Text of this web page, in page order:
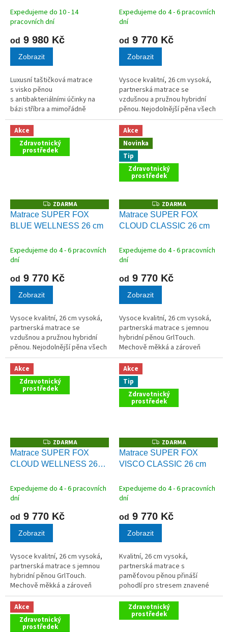
Expedujeme do 10 - 14
pracovních dní
od 9 980 Kč
Zobrazit
Luxusní taštičková matrace
s visko pěnou
s antibakteriálními účinky na
bázi stříbra a mimořádně
prodyšnou HR studenou pěnou
EUCAFEEL nové generace. Velmi
prodyšná pěti-zónová matrace
z nejnovějších...
Expedujeme do 4 - 6 pracovních
dní
od 9 770 Kč
Zobrazit
Vysoce kvalitní, 26 cm vysoká,
partnerská matrace se
vzdušnou a pružnou hybridní
pěnou. Nejodolnější pěna všech
dob. Vhodná pro ty, kdo se potí
a pro mladistvé. Pokud nejste
příznivci paměťových matrací
a...
Akce
Zdravotnický
prostředek
Z
D
A
ZDARMA
Matrace SUPER FOX
BLUE WELLNESS 26 cm
Expedujeme do 4 - 6 pracovních
dní
od 9 770 Kč
Zobrazit
Vysoce kvalitní, 26 cm vysoká,
partnerská matrace se
vzdušnou a pružnou hybridní
pěnou. Nejodolnější pěna všech
dob. Vhodná pro ty, kdo se potí
a pro mladistvé. Pokud nejste
příznivci paměťových matrací
Akce
Novinka
Tip
Zdravotnický
prostředek
Z
D
A
R
ZDARMA
Matrace SUPER FOX
CLOUD CLASSIC 26 cm
Expedujeme do 4 - 6 pracovních
dní
od 9 770 Kč
Zobrazit
Vysoce kvalitní, 26 cm vysoká,
partnerská matrace s jemnou
hybridní pěnou GrlTouch.
Mechově měkká a zároveň
pružná a vzdušná matrace pro
spánek bez přehřívání. Vaše
tělo se bude vznášet jako na
obláčku.
Akce
Zdravotnický
prostředek
Z
D
A
R
ZDARMA
Matrace SUPER FOX
CLOUD WELLNESS 26
Expedujeme do 4 - 6 pracovních
dní
od 9 770 Kč
Zobrazit
Vysoce kvalitní, 26 cm vysoká,
partnerská matrace s jemnou
hybridní pěnou GrlTouch.
Mechově měkká a zároveň
pružná a vzdušná matrace pro
spánek bez přehřívání. Vaše
tělo se bude vznášet jako na
obláčku....
Akce
Tip
Zdravotnický
prostředek
Z
D
A
R
ZDARMA
Matrace SUPER FOX
VISCO CLASSIC 26 cm
Expedujeme do 4 - 6 pracovních
dní
od 9 770 Kč
Zobrazit
Kvalitní, 26 cm vysoká,
partnerská matrace s
paměťovou pěnou přináší
pohodlí pro stresem znavené
tělo,odlehčení kloubů a celého
pohybového aparátu.
Akce
Zdravotnický
prostředek
Zdravotnický
prostředek